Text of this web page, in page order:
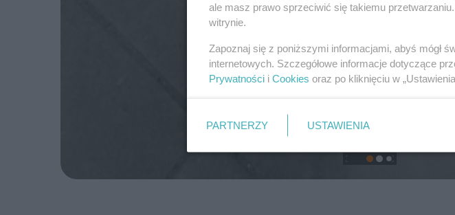
ale masz prawo sprzeciwić się takiemu
witrynie.
Zapoznaj się z poniższymi informacjami, abyś mógł
internetowych. Szczegółowe informacje dotyczące
Prywatności i Cookies oraz po kliknięciu w
PARTNERZY USTAWIENIA